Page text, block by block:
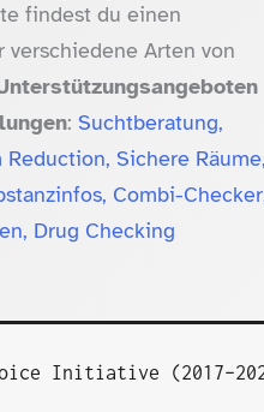
findest du einen
verschiedene Arten von
: Suchtberatung,
Sichere Räume,
Combi-
Drug Checking
Initiative